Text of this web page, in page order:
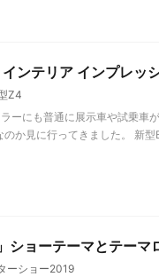
ンテリア インプレッ
Z4
ーにも普通に展示車や試乗車
か見に行ってきました。 新
ショーテーマとテーマ
ーショー2019